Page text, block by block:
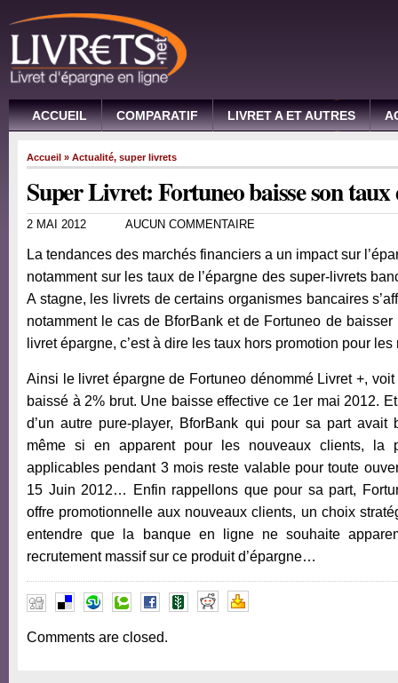
ACCUEIL COMPARATIF LIVRET A ET AUTRES
Accueil » Actualité, super livrets
Super Livret: Fortuneo baisse son taux
2 MAI 2012 AUCUN COMMENTAIRE
La tendances des marchés financiers a un impact sur
notamment sur les taux de l’épargne des super-livrets
A stagne, les livrets de certains organismes bancaires
notamment le cas de BforBank et de Fortuneo de
livret épargne, c’est à dire les taux hors promotion pour
Ainsi le livret épargne de Fortuneo dénommé Livret +,
baissé à 2% brut. Une baisse effective ce 1er mai 2012.
d’un autre pure-player, BforBank qui pour sa part
même si en apparent pour les nouveaux clients, la
applicables pendant 3 mois reste valable pour toute
15 Juin 2012… Enfin rappellons que pour sa part,
offre promotionnelle aux nouveaux clients, un choix
entendre que la banque en ligne ne souhaite
recrutement massif sur ce produit d’épargne…
Comments are closed.